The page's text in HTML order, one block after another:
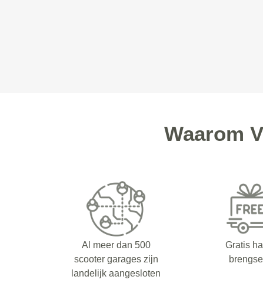
Waarom
Al meer dan 500
scooter garages zijn
landelijk aangesloten
Gratis